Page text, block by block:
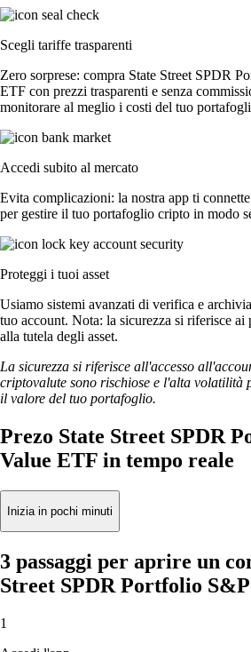
Scegli tariffe trasparenti
Zero sorprese: compra State Street SPDR
ETF con prezzi trasparenti e senza
monitorare al meglio i costi del tuo
Accedi subito al mercato
Evita complicazioni: la nostra app ti
per gestire il tuo portafoglio cripto in modo
Proteggi i tuoi asset
Usiamo sistemi avanzati di verifica e
tuo account. Nota: la sicurezza si riferisce ai
alla tutela degli asset.
La sicurezza si riferisce all'accesso
criptovalute sono rischiose e l'alta volatilità
il valore del tuo portafoglio.
Prezo State Street SPDR
Value ETF in tempo reale
Inizia in pochi minuti
3 passaggi per aprire un
Street SPDR Portfolio
1